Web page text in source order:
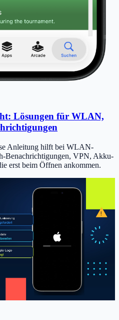
Lösungen für WLAN,
Anleitung hilft bei WLAN-
Benachrichtigungen, VPN, Akku-
erst beim Öffnen ankommen.